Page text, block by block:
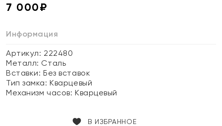
7 000₽
Информация
Артикул: 222480
Металл: Сталь
Вставки:Без вставок
Тип замка:Кварцевый
Механизм часов: Кварцевый
В ИЗБРАННОЕ